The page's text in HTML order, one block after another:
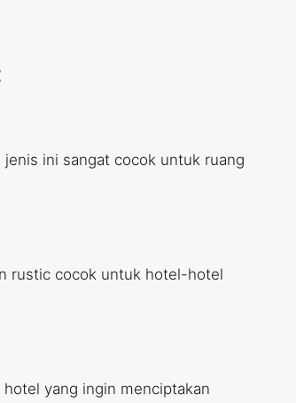
ini sangat cocok untuk ruang
rustic cocok untuk hotel-hotel
yang ingin menciptakan